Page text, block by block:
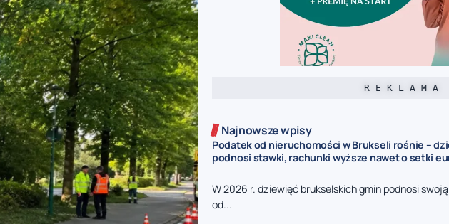
R E K L A M A
Najnowsze wpisy
Podatek od nieruchomości w Brukseli rośnie –
podnosi stawki, rachunki wyższe nawet o setki
W 2026 r. dziewięć brukselskich gmin podnosi
od...